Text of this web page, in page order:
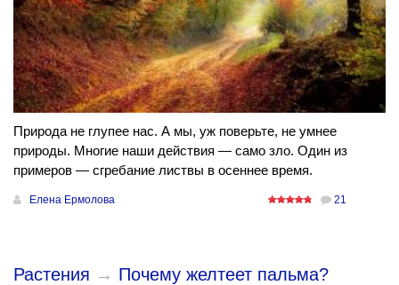
Природа не глупее нас. А мы, уж поверьте, не умнее
природы. Многие наши действия — само зло. Один из
примеров — сгребание листвы в осеннее время.
Елена Ермолова 21
Растения → Почему желтеет пальма?